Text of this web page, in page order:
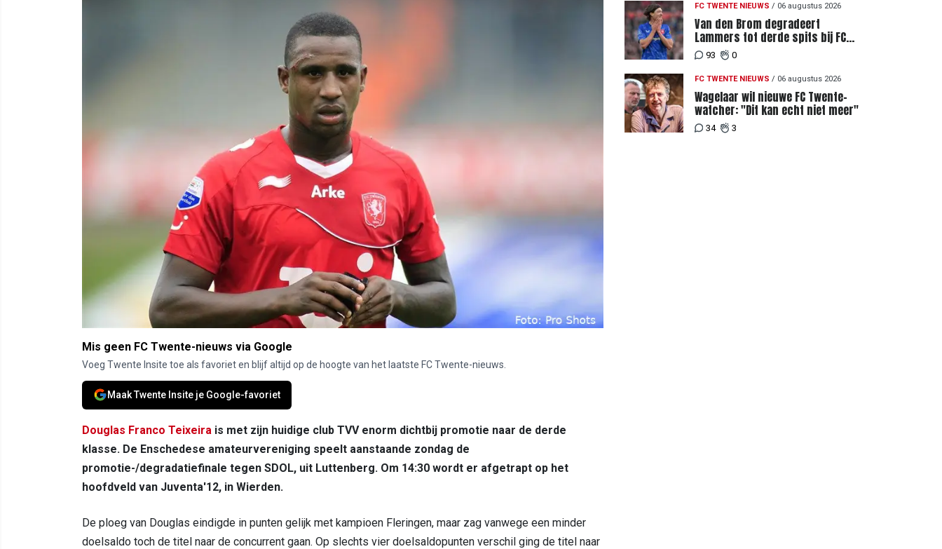
Mis geen FC Twente-nieuws via Google
Voeg Twente Insite toe als favoriet en blijf altijd op de hoogte van het laatste FC Twente-nieuws.
Maak Twente Insite je Google-favoriet
Douglas Franco Teixeira is met zijn huidige club TVV enorm dichtbij promotie naar de derde
klasse. De Enschedese amateurvereniging speelt aanstaande zondag de
promotie-/degradatiefinale tegen SDOL, uit Luttenberg. Om 14:30 wordt er afgetrapt op het
hoofdveld van Juventa'12, in Wierden.
De ploeg van Douglas eindigde in punten gelijk met kampioen Fleringen, maar zag vanwege een minder
doelsaldo toch de titel naar de concurrent gaan. Op slechts vier doelsaldopunten verschil ging de titel naar
FC TWENTE NIEUWS / 06 augustus 2026
Van den Brom degradeert
Lammers tot derde spits bij FC
Twente
93 0
FC TWENTE NIEUWS / 06 augustus 2026
Wagelaar wil nieuwe FC Twente-
watcher: "Dit kan echt niet meer"
34 3